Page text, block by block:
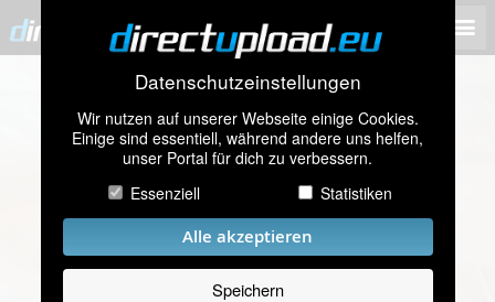
Datenschutzeinstellungen
Wir nutzen auf unserer Webseite einige Cookies.
Einige sind essentiell, während andere uns helfen,
unser Portal für dich zu verbessern.
Essenziell
Statistiken
Alle akzeptieren
Speichern